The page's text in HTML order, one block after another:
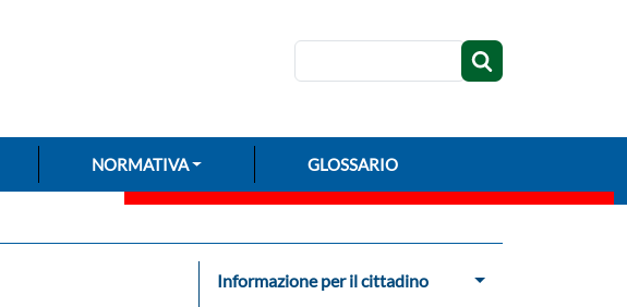
NORMATIVA GLOSSARIO
Menu Sidebar
Informazione per il cittadino